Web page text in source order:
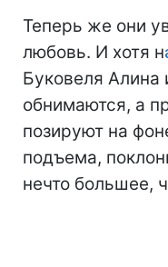
Теперь же они
любовь. И хотя н
Буковеля Алина
обнимаются, а
позируют на
подъема,
нечто большее,